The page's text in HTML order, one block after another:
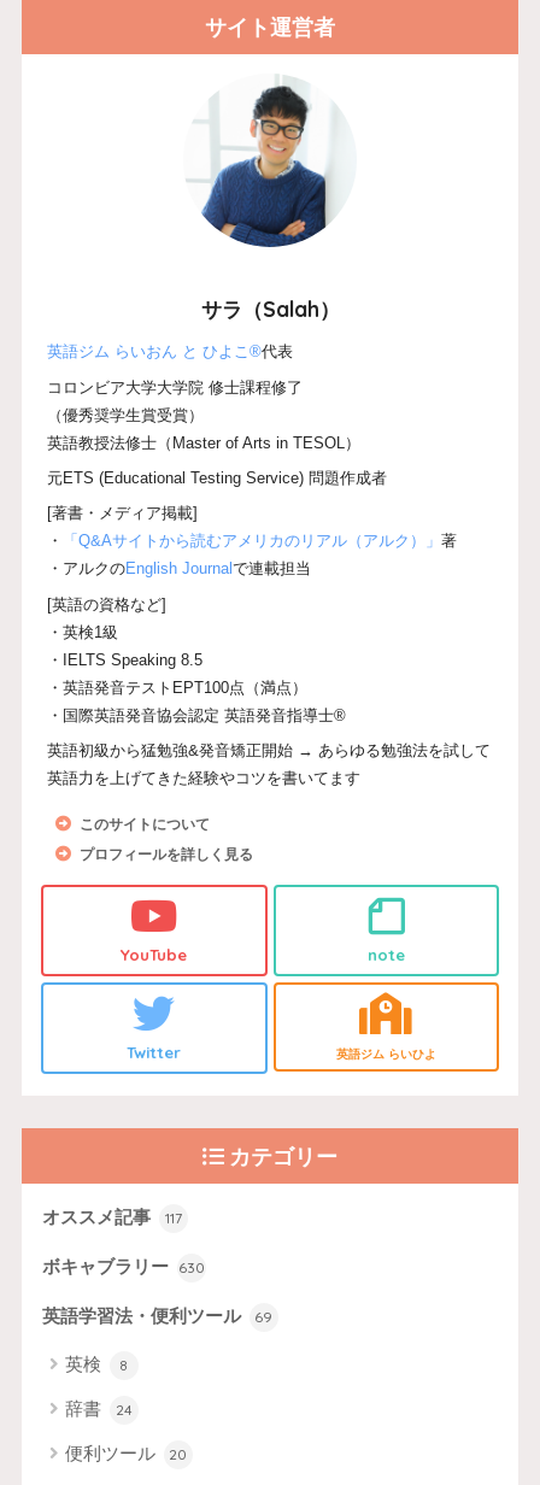
サイト運営者
サラ（Salah）
英語ジム らいおん と ひよこ®代表
コロンビア大学大学院 修士課程修了
（優秀奨学生賞受賞）
英語教授法修士（Master of Arts in TESOL）
元ETS (Educational Testing Service) 問題作成者
[著書・メディア掲載]
・
「Q&Aサイトから読むアメリカのリアル（アルク）」著
・アルクのEnglish Journalで連載担当
[英語の資格など]
・英検1級
・IELTS Speaking 8.5
・英語発音テストEPT100点（満点）
・国際英語発音協会認定 英語発音指導士®
英語初級から猛勉強&発音矯正開始 → あらゆる勉強法を試して
英語力を上げてきた経験やコツを書いてます
このサイトについて
プロフィールを詳しく見る
YouTube note
Twitter 英語ジム らいひよ
カテゴリー
オススメ記事 117
ボキャブラリー 630
英語学習法・便利ツール 69
英検 8
辞書 24
便利ツール 20